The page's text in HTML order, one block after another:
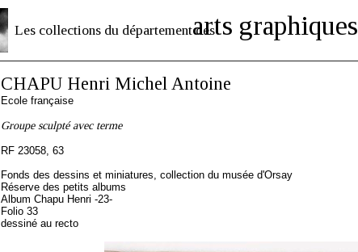
Les collections du département desarts graphiques
CHAPU Henri Michel Antoine
Ecole française
Groupe sculpté avec terme
RF 23058, 63
Fonds des dessins et miniatures, collection du musée d'Orsay
Réserve des petits albums
Album Chapu Henri -23-
Folio 33
dessiné au recto